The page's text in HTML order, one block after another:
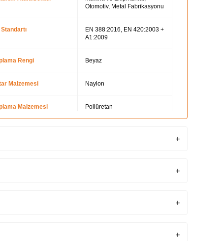
Otomotiv, Metal Fabrikasyonu
Standartı
EN 388:2016, EN 420:2003 +
A1:2009
Rengi Beyaz
Malzemesi Naylon
Malzemesi Poliüretan